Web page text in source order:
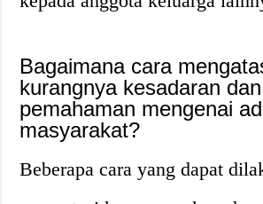
Bagaimana cara
kurangnya kesadaran dan
pemahaman mengenai
masyarakat?
Beberapa cara yang dapat